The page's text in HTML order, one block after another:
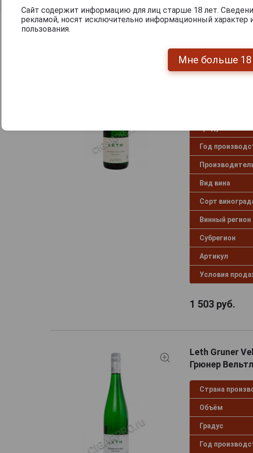
1 663руб.
Leth Gruner
Вельтлинер
Год
Вид вина
Сорт
Винный регион
Субрегион
Артикул
Условия
1 503руб.
Leth Gruner
Грюнер
Страна
Объём
Градус
Год
Сайт содержит информацию для лиц старше 18 лет.
рекламой, носят исключительно информационный характер
пользования.
Мне больше 18